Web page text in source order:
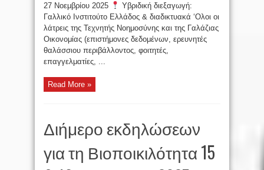
27 Νοεμβρίου 2025
Υβριδική διεξαγωγή:
Γαλλικό Ινστιτούτο Ελλάδος & διαδικτυακά ‘Ολοι οι
λάτρεις της Τεχνητής Νοημοσύνης και της Γαλάζιας
Οικονομίας (επιστήμονες δεδομένων, ερευνητές
θαλάσσιου περιβάλλοντος, φοιτητές,
επαγγελματίες, ...
Read More »
Διήμερο εκδηλώσεων
για τη Βιοποικιλότητα 15